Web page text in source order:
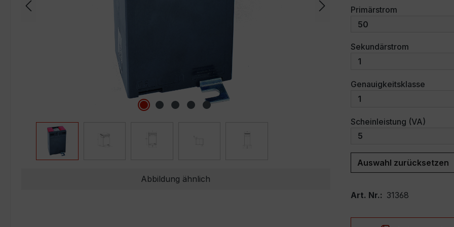
Abbildung ähnlich
Primärstrom
Sekundärstrom
Genauigkeitsklasse
Scheinleistung (VA)
Auswahl zurücksetzen
Art. Nr.: 31368